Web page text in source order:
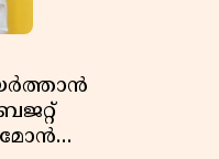
മോൻസ്